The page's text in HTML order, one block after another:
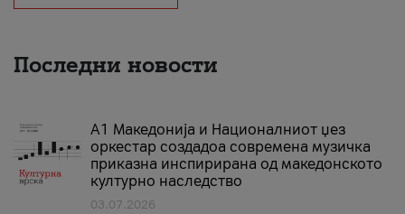
Последни новости
А1 Македонија и Националниот џез
оркестар создадоа современа музичка
приказна инспирирана од македонското
културно наследство
03.07.2026